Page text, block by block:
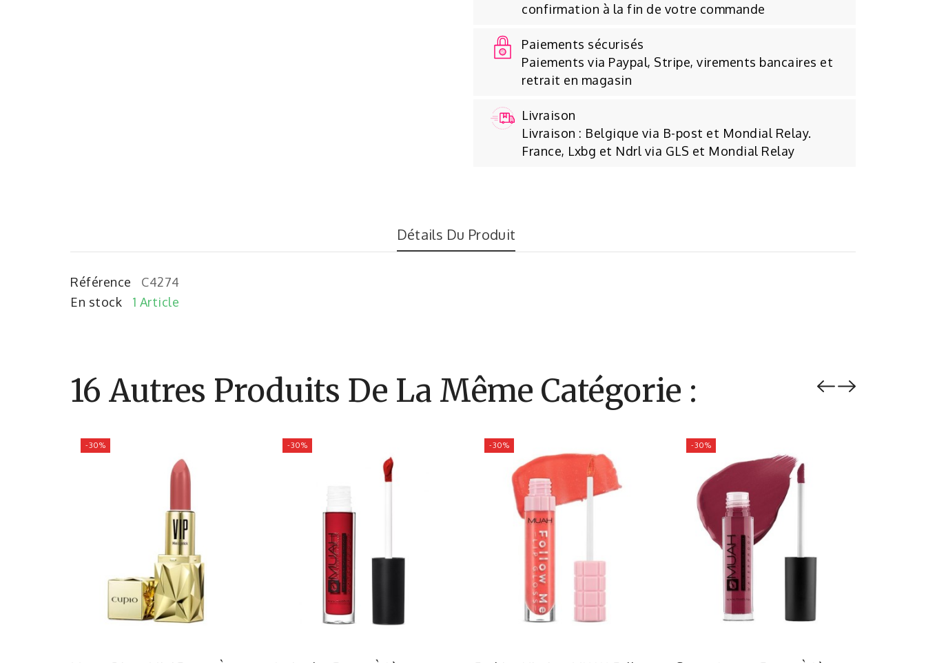
confirmation à la fin de votre commande
Paiements sécurisés
Paiements via Paypal, Stripe, virements bancaires et
retrait en magasin
Livraison
Livraison : Belgique via B-post et Mondial Relay.
France, Lxbg et Ndrl via GLS et Mondial Relay
Détails Du Produit
Référence
C4274
En stock
1 Article
16 Autres Produits De La Même Catégorie :
-30%
Rose
-30%
Rouge
-30% -30%